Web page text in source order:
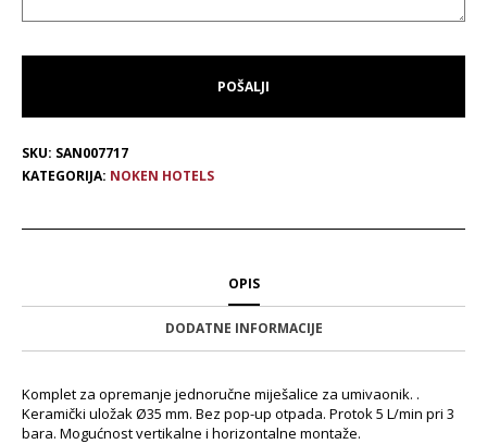
SKU: SAN007717
KATEGORIJA: NOKEN HOTELS
OPIS
DODATNE INFORMACIJE
Komplet za opremanje jednoručne miješalice za umivaonik. .
Keramički uložak Ø35 mm. Bez pop-up otpada. Protok 5 L/min pri 3
bara. Mogućnost vertikalne i horizontalne montaže.